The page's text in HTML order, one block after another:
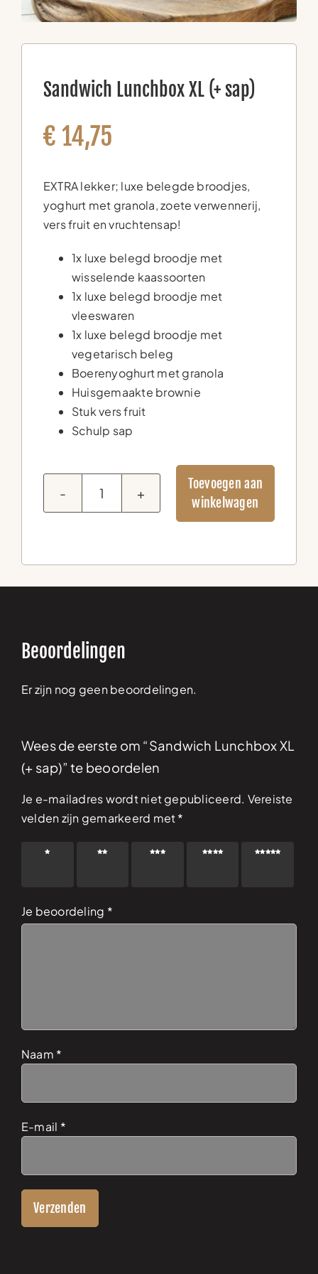
Sandwich Lunchbox XL (+ sap)
€ 14,75
EXTRA lekker; luxe belegde broodjes,
yoghurt met granola, zoete verwennerij,
vers fruit en vruchtensap!
1x luxe belegd broodje met
wisselende kaassoorten
1x luxe belegd broodje met
vleeswaren
1x luxe belegd broodje met
vegetarisch beleg
Boerenyoghurt met granola
Huisgemaakte brownie
Stuk vers fruit
Schulp sap
Sandwich
(+
sap)
Toevoegen aan
winkelwagen
Beoordelingen
Er zijn nog geen beoordelingen.
Wees de eerste om “Sandwich Lunchbox XL
(+ sap)” te beoordelen
Je e-mailadres wordt niet gepubliceerd. Vereiste
velden zijn gemarkeerd met*
1 van 2 van 3 van 4 van 5 van
Je beoordeling *
Naam *
E-mail *